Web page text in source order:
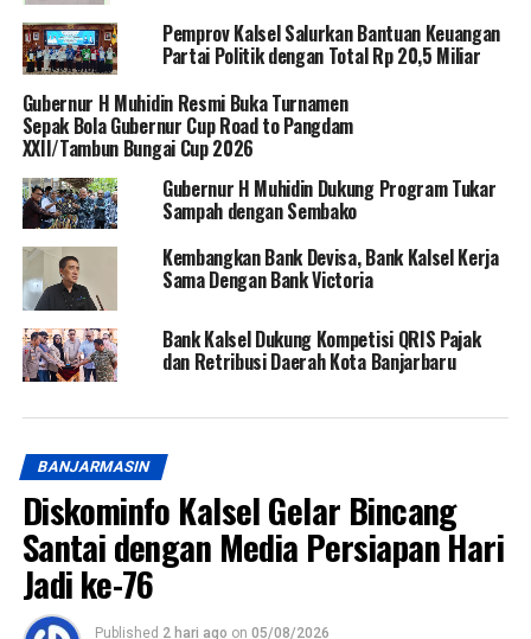
Pemprov Kalsel Salurkan Bantuan Keuangan
Partai Politik dengan Total Rp 20,5 Miliar
Gubernur H Muhidin Resmi Buka Turnamen
Sepak Bola Gubernur Cup Road to Pangdam
XXII/Tambun Bungai Cup 2026
Gubernur H Muhidin Dukung Program Tukar
Sampah dengan Sembako
Kembangkan Bank Devisa, Bank Kalsel Kerja
Sama Dengan Bank Victoria
Bank Kalsel Dukung Kompetisi QRIS Pajak
dan Retribusi Daerah Kota Banjarbaru
BANJARMASIN
Diskominfo Kalsel Gelar Bincang
Santai dengan Media Persiapan Hari
Jadi ke-76
Published 2 hari ago on 05/08/2026